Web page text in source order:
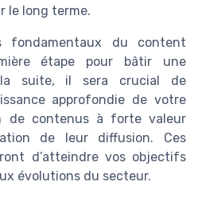
le long terme.
fondamentaux du content
étape pour bâtir une
suite, il sera crucial de
approfondie de votre
de contenus à forte valeur
de leur diffusion. Ces
d’atteindre vos objectifs
évolutions du secteur.